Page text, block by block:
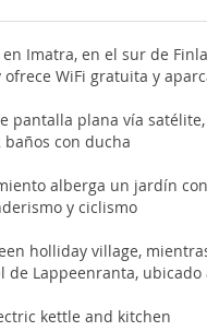
Imatra, en el sur de
WiFi gratuita y
pantalla plana vía
con ducha
alberga un jardín
y ciclismo
holliday village,
de Lappeenranta, ubicado
kettle and kitchen